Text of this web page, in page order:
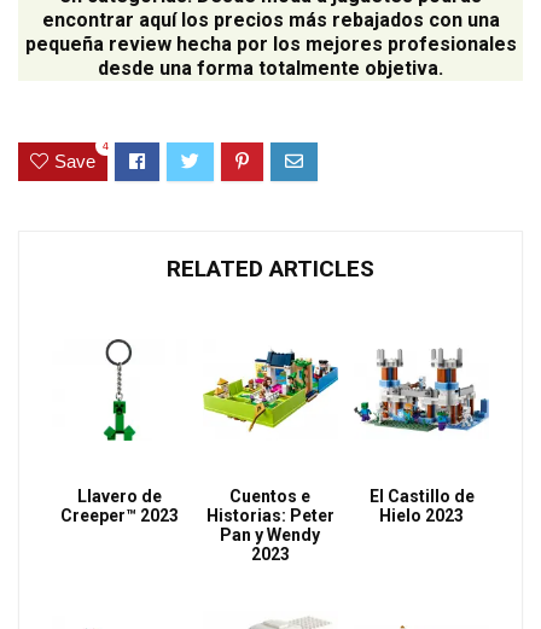
encontrar aquí los precios más rebajados con una
pequeña review hecha por los mejores profesionales
desde una forma totalmente objetiva.
Save
4
RELATED ARTICLES
Llavero de
Creeper™ 2023
Cuentos e
Historias: Peter
Pan y Wendy
2023
El Castillo de
Hielo 2023